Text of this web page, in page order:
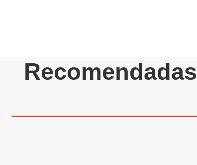
Recomendadas